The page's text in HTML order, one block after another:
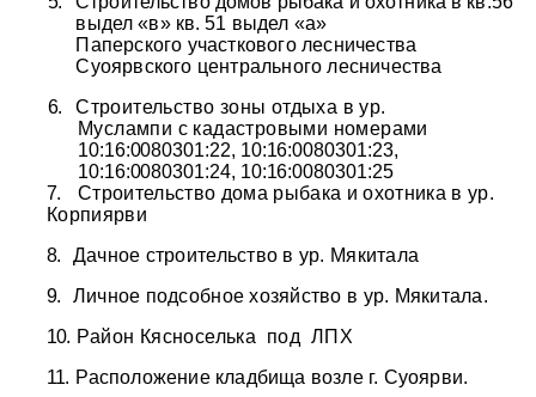
выдел «в» кв. 51 выдел «а»
Паперского участкового лесничества
Суоярвского центрального лесничества
6.
Строительство зоны отдыха в ур.
Муслампи с кадастровыми номерами
10:16:0080301:22, 10:16:0080301:23,
10:16:0080301:24, 10:16:0080301:25
7.
Строительство дома рыбака и охотника в ур.
Корпиярви
8.
Дачное строительство в ур. Мякитала
9.
Личное подсобное хозяйство в ур. Мякитала.
10. Район Кясноселька под ЛПХ
11. Расположение кладбища возле г. Суоярви.